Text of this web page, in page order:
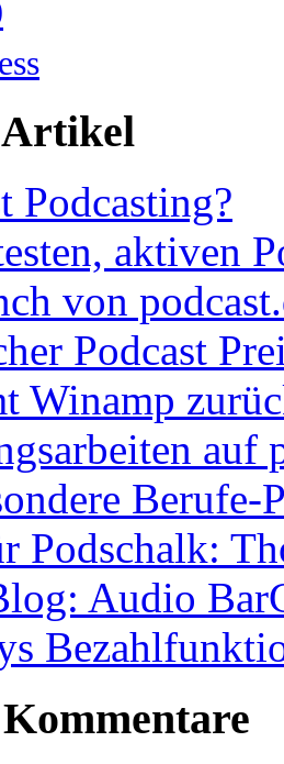
Artikel
Podcasting?
aktiven
von
Podcast
Winamp
auf
Berufe-
Podschalk:
Audio